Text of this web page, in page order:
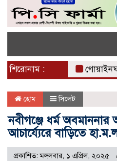
শিরোনাম :
হোম সিলেট
নবীগঞ্জে ধর্ম
আচার্য্যেরে বাড়িতে
প্রকাশিত: মঙ্গলবার, ১ এপ্রিল, ২০২৫